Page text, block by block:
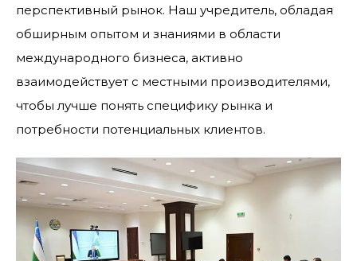
перспективный рынок. Наш учредитель, обладая
обширным опытом и знаниями в области
международного бизнеса, активно
взаимодействует с местными производителями,
чтобы лучше понять специфику рынка и
потребности потенциальных клиентов.